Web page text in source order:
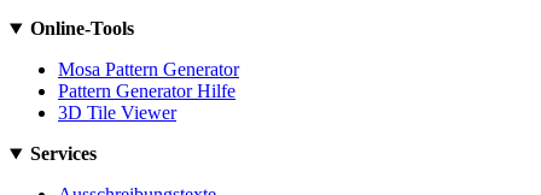
Online-Tools
Mosa Pattern Generator
Pattern Generator Hilfe
3D Tile Viewer
Services